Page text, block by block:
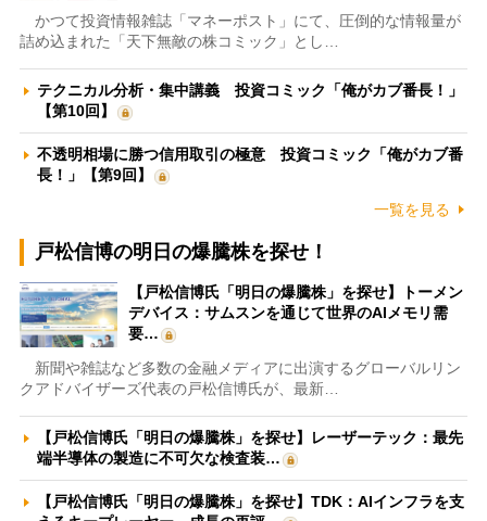
かつて投資情報雑誌「マネーポスト」にて、圧倒的な情報量が
詰め込まれた「天下無敵の株コミック」とし…
テクニカル分析・集中講義 投資コミック「俺がカブ番長！」
【第10回】
不透明相場に勝つ信用取引の極意 投資コミック「俺がカブ番
長！」【第9回】
一覧を見る
戸松信博の明日の爆騰株を探せ！
【戸松信博氏「明日の爆騰株」を探せ】トーメン
デバイス：サムスンを通じて世界のAIメモリ需
要…
新聞や雑誌など多数の金融メディアに出演するグローバルリン
クアドバイザーズ代表の戸松信博氏が、最新…
【戸松信博氏「明日の爆騰株」を探せ】レーザーテック：最先
端半導体の製造に不可欠な検査装…
【戸松信博氏「明日の爆騰株」を探せ】TDK：AIインフラを支